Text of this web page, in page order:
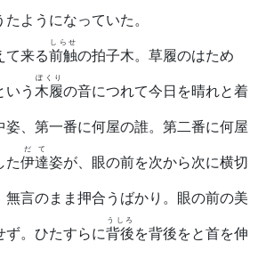
ようになっていた。
来る前触
しらせ
の拍子木。草履のはため
いう 木履
ぼくり
の音につれて今日を晴れと着
姿、第一番に何屋の誰。第二番に何屋
た伊達
だて
姿が、眼の前を次から次に横切
無言のまま押合うばかり。眼の前の美
ず。ひたすらに背後
うしろ
を背後をと首を伸